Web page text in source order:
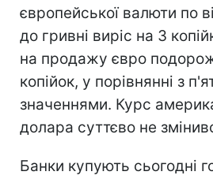
європейської валюти по
до гривні виріс на 3
на продажу євро
копійок, у порівнянні з
значеннями. Курс
долара суттєво не
Банки купують сьогодні